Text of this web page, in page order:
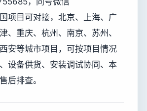
项目可对接，北京、上海、广
、重庆、杭州、南京、苏州、
安等城市项目，可按项目情况
设备供货、安装调试协同、本
后排查。